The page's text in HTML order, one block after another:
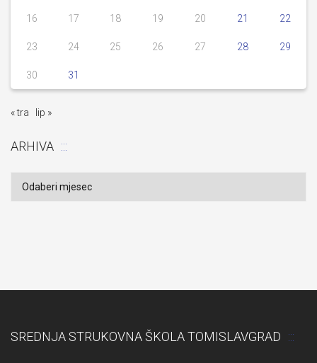
16 17 18 19 20 21 22
23 24 25 26 27 28 29
30 31
« tra lip »
ARHIVA
SREDNJA STRUKOVNA ŠKOLA TOMISLAVGRAD